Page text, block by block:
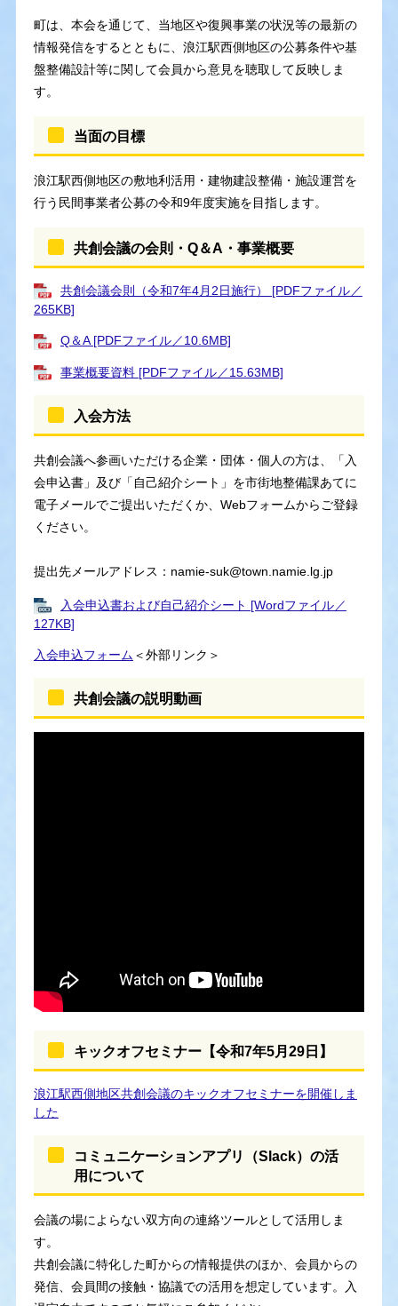
町は、本会を通じて、当地区や復興事業の状況等の最新の
情報発信をするとともに、浪江駅西側地区の公募条件や基
盤整備設計等に関して会員から意見を聴取して反映しま
す。
当面の目標
浪江駅西側地区の敷地利活用・建物建設整備・施設運営を
行う民間事業者公募の令和9年度実施を目指します。
共創会議の会則・Q＆A・事業概要
共創会議会則（令和7年4月2日施行） [PDFファイル／
265KB]
Q＆A [PDFファイル／10.6MB]
事業概要資料 [PDFファイル／15.63MB]
入会方法
共創会議へ参画いただける企業・団体・個人の方は、「入
会申込書」及び「自己紹介シート」を市街地整備課あてに
電子メールでご提出いただくか、Webフォームからご登録
ください。
提出先メールアドレス：namie-suk@town.namie.lg.jp
入会申込書および自己紹介シート [Wordファイル／
127KB]
入会申込フォーム ＜外部リンク＞
共創会議の説明動画
キックオフセミナー【令和7年5月29日】
浪江駅西側地区共創会議のキックオフセミナーを開催しま
した
コミュニケーションアプリ（Slack）の活
用について
会議の場によらない双方向の連絡ツールとして活用しま
す。
共創会議に特化した町からの情報提供のほか、会員からの
発信、会員間の接触・協議での活用を想定しています。入